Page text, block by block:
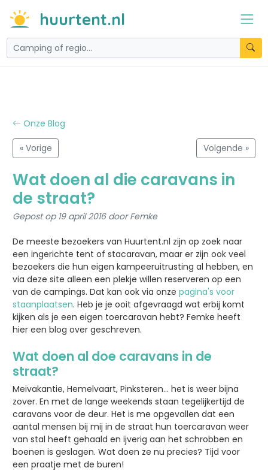
huurtent.nl
Onze Blog
« Vorige Volgende »
Wat doen al die caravans in
de straat?
Gepost op 19 april 2016 door Femke
De meeste bezoekers van Huurtent.nl zijn op zoek naar
een ingerichte tent of stacaravan, maar er zijn ook veel
bezoekers die hun eigen kampeeruitrusting al hebben, en
via deze site alleen een plekje willen reserveren op een
van de campings. Dat kan ook via onze pagina's voor
staanplaatsen. Heb je je ooit afgevraagd wat erbij komt
kijken als je een eigen toercaravan hebt? Femke heeft
hier een blog over geschreven.
Wat doen al doe caravans in de
straat?
Meivakantie, Hemelvaart, Pinksteren… het is weer bijna
zover. En met de lange weekends staan tegelijkertijd de
caravans voor de deur. Het is me opgevallen dat een
aantal mensen bij mij in de straat hun toercaravan weer
van stal heeft gehaald en ijverig aan het schrobben en
boenen is geslagen. Wat doen ze nu precies? Tijd voor
een praatje met de buren!